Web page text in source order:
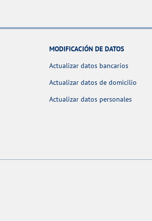
MODIFICACIÓN DE DATOS
Actualizar datos bancarios
Actualizar datos de domicilio
Actualizar datos personales